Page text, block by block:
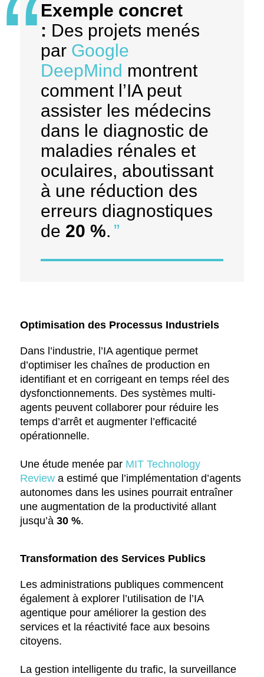
Exemple concret
: Des projets menés
par Google
DeepMind montrent
comment l’IA peut
assister les médecins
dans le diagnostic de
maladies rénales et
oculaires, aboutissant
à une réduction des
erreurs diagnostiques
de 20 %.
Optimisation des Processus Industriels
Dans l’industrie, l’IA agentique permet
d’optimiser les chaînes de production en
identifiant et en corrigeant en temps réel des
dysfonctionnements. Des systèmes multi-
agents peuvent collaborer pour réduire les
temps d’arrêt et augmenter l’efficacité
opérationnelle.
Une étude menée par MIT Technology
Reviewa estimé que l’implémentation d’agents
autonomes dans les usines pourrait entraîner
une augmentation de la productivité allant
jusqu’à 30 %.
Transformation des Services Publics
Les administrations publiques commencent
également à explorer l’utilisation de l’IA
agentique pour améliorer la gestion des
services et la réactivité face aux besoins
citoyens.
La gestion intelligente du trafic, la surveillance